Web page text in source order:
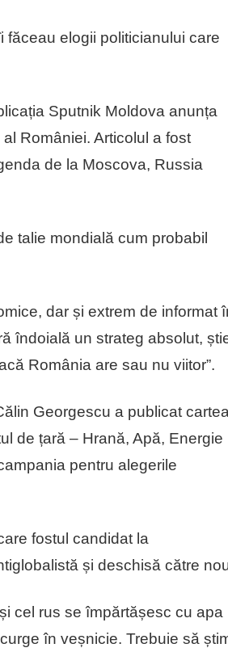
făceau elogii politicianului care
Sputnik Moldova anunța
României. Articolul a fost
de la Moscova, Russia
talie mondială cum probabil
dar și extrem de informat
îndoială un strateg absolut,
România are sau nu viitor”.
Georgescu a publicat cartea
de țară – Hrană, Apă, Energie
pentru alegerile
fostul candidat la
și deschisă către
cel rus se împărtășesc cu apa
în veșnicie. Trebuie să